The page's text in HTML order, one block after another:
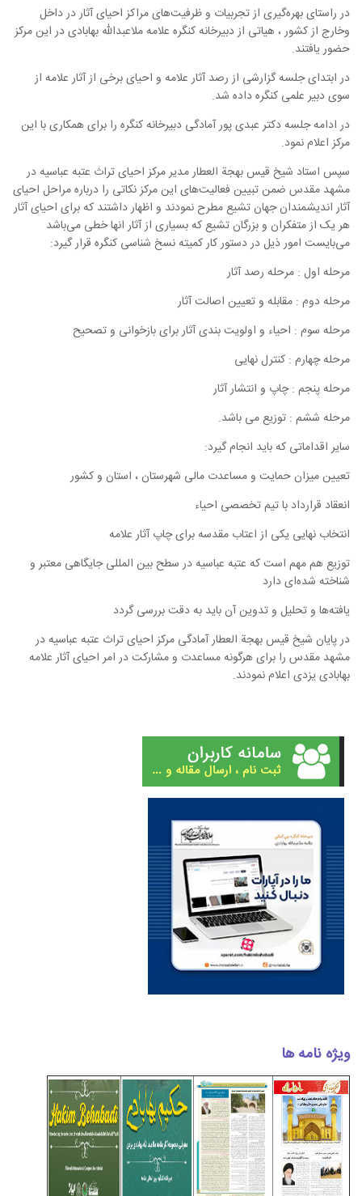
در راستای بهره‌گیری از تجربیات و ظرفیت‌های مراکز احیای آثار در داخل
وخارج از کشور ، هیاتی از دبیرخانه کنگره علامه ملاعبدالله بهابادی در این مرکز
حضور یافتند.
در ابتدای جلسه گزارشی از رصد آثار علامه و احیای برخی از آثار علامه از
سوی دبیر علمی کنگره داده شد.
در ادامه جلسه دکتر عبدی پور آمادگی دبیرخانه کنگره را برای همکاری با این
مرکز اعلام نمود.
سپس استاد شیخ قيس بهجة العطار مدیر مرکز احیای تراث عتبه عباسیه در
مشهد مقدس ضمن تبیین فعالیت‌های این مرکز نکاتی را درباره مراحل احیای
آثار اندیشمندان جهان تشیع مطرح نمودند و اظهار داشتند که برای احیای آثار
هر یک از متفکران و بزرگان تشیع که بسیاری از آثار انها خطی می‌باشد
می‌بایست امور ذیل در دستور کار کمیته نسخ شناسی کنگره قرار گیرد:
مرحله اول : مرحله رصد آثار
مرحله دوم : مقابله و تعیین اصالت آثار
مرحله سوم : احیاء و اولویت بندی آثار برای بازخوانی و تصحیح
مرحله چهارم : کنترل نهایی
مرحله پنجم : چاپ و انتشار آثار
مرحله ششم : توزیع می باشد.
سایر اقداماتی که باید انجام گیرد:
تعیین میزان حمایت و مساعدت مالی شهرستان ، استان و کشور
انعقاد قرارداد با تیم تخصصی احیاء
انتخاب نهایی یکی از اعتاب مقدسه برای چاپ آثار علامه
توزیع هم مهم است که عتبه عباسیه در سطح بین المللی جایگاهی معتبر و
شناخته شده‌ای دارد
یافته‌ها و تحلیل و تدوین آن باید به دقت بررسی گردد
در پایان شیخ قيس بهجة العطار آمادگی مرکز احیای تراث عتبه عباسیه در
مشهد مقدس را برای هرگونه مساعدت و مشارکت در امر احیای آثار علامه
بهابادی یزدی اعلام نمودند.
ویژه نامه ها